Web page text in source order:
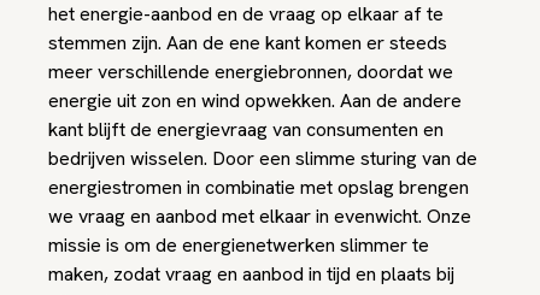
het energie-aanbod en de vraag op elkaar af te
stemmen zijn. Aan de ene kant komen er steeds
meer verschillende energiebronnen, doordat we
energie uit zon en wind opwekken. Aan de andere
kant blijft de energievraag van consumenten en
bedrijven wisselen. Door een slimme sturing van de
energiestromen in combinatie met opslag brengen
we vraag en aanbod met elkaar in evenwicht. Onze
missie is om de energienetwerken slimmer te
maken, zodat vraag en aanbod in tijd en plaats bij